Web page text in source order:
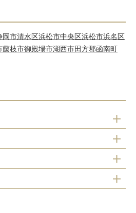
岡市清水区浜松市中央区浜松市浜名区
藤枝市御殿場市湖西市田方郡函南町